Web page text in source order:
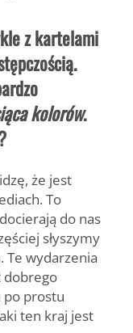
z kartelami
kolorów.
że jest
To
do nas
słyszymy
Te wydarzenia
dobrego
po prostu
ten kraj jest